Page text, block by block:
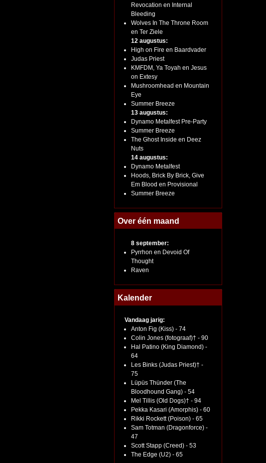
Revocation en Internal
Bleeding
Wolves In The Throne Room
en Ter Ziele
12 augustus:
High on Fire en Baardvader
Judas Priest
KMFDM, Ya Toyah en Jesus
on Extesy
Mushroomhead en Mountain
Eye
Summer Breeze
13 augustus:
Dynamo Metalfest Pre-Party
Summer Breeze
The Ghost Inside en Deez
Nuts
14 augustus:
Dynamo Metalfest
Hoods, Brick By Brick, Give
Em Blood en Provisional
Summer Breeze
Over één maand
8 september:
Pyrrhon en Devoid Of
Thought
Raven
Kalender
Vandaag jarig:
Anton Fig (Kiss) - 74
Colin Jones (fotograaf)† - 90
Hal Patino (King Diamond) -
64
Les Binks (Judas Priest)† -
75
Lüpüs Thünder (The
Bloodhound Gang) - 54
Mel Tillis (Old Dogs)† - 94
Pekka Kasari (Amorphis) - 60
Rikki Rockett (Poison) - 65
Sam Totman (Dragonforce) -
47
Scott Stapp (Creed) - 53
The Edge (U2) - 65